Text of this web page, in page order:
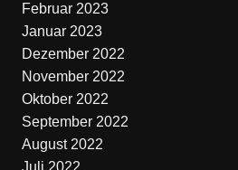
Februar 2023
Januar 2023
Dezember 2022
November 2022
Oktober 2022
September 2022
August 2022
Juli 2022